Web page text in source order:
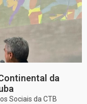
da
Sociais da CTB